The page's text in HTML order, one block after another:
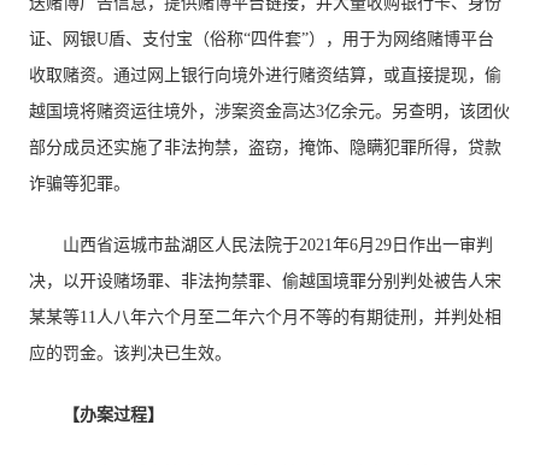
证、网银U盾、支付宝（俗称“四件套”），用于为网络赌博平台
收取赌资。通过网上银行向境外进行赌资结算，或直接提现，偷
越国境将赌资运往境外，涉案资金高达3亿余元。另查明，该团伙
部分成员还实施了非法拘禁，盗窃，掩饰、隐瞒犯罪所得，贷款
诈骗等犯罪。
山西省运城市盐湖区人民法院于2021年6月29日作出一审判
决，以开设赌场罪、非法拘禁罪、偷越国境罪分别判处被告人宋
某某等11人八年六个月至二年六个月不等的有期徒刑，并判处相
应的罚金。该判决已生效。
【办案过程】